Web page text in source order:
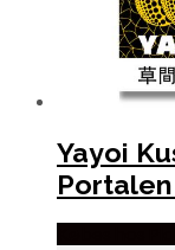
Yayoi